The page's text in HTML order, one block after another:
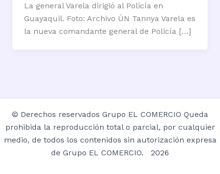
La general Varela dirigió al Policía en
Guayaquil. Foto: Archivo ÚN Tannya Varela es
la nueva comandante general de Policía […]
© Derechos reservados Grupo EL COMERCIO Queda
prohibida la reproducción total o parcial, por cualquier
medio, de todos los contenidos sin autorización expresa
de Grupo EL COMERCIO. 2026